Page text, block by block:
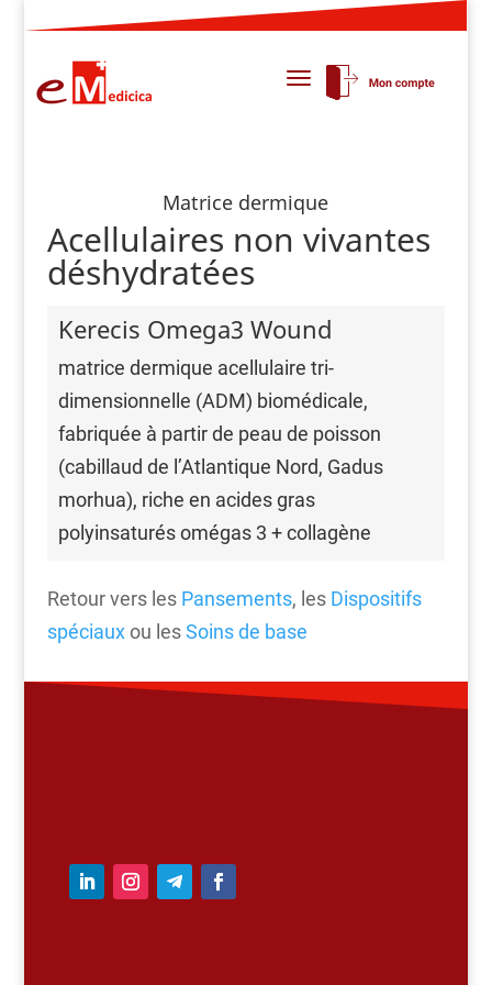
Matrice dermique
Acellulaires non vivantes
déshydratées
Kerecis Omega3 Wound
matrice dermique acellulaire tri-
dimensionnelle (ADM) biomédicale,
fabriquée à partir de peau de poisson
(cabillaud de l’Atlantique Nord, Gadus
morhua), riche en acides gras
polyinsaturés omégas 3 + collagène
Retour vers les Pansements, les Dispositifs
spéciauxou lesSoins de base